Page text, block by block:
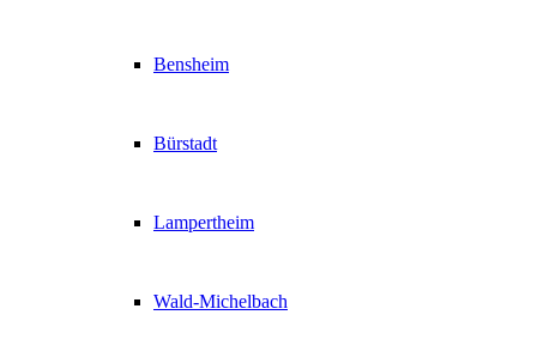
Bensheim
Bürstadt
Lampertheim
Wald-Michelbach